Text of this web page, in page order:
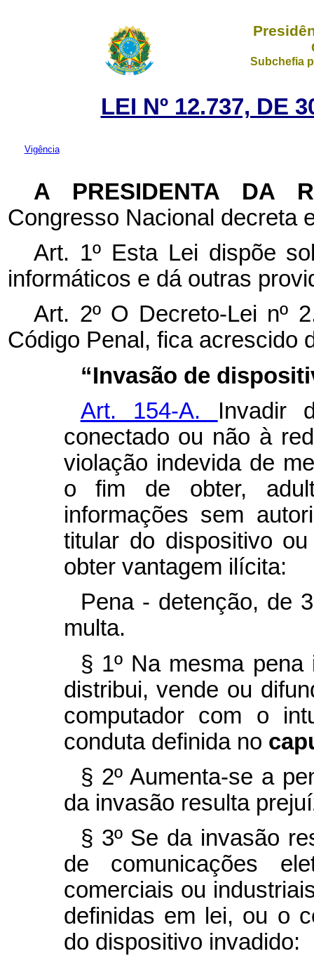
Subchefia
LEI Nº 12.737, DE
Vigência
A PRESIDENTA DA
Congresso Nacional decreta
Art. 1º Esta Lei dispõe
informáticos e dá outras
Art. 2º O Decreto-Lei nº
Código Penal, fica acrescido
“Invasão de
Art. 154-A. Invadir
conectado ou não à
violação indevida de
o fim de obter,
informações sem
titular do dispositivo
obter vantagem ilícita:
Pena - detenção, de
multa.
§ 1º Na mesma
distribui, vende ou
computador com o
conduta definida no
§ 2º Aumenta-se a
da invasão resulta
§ 3º Se da invasão
de comunicações
comerciais ou
definidas em lei, ou o
do dispositivo invadido: